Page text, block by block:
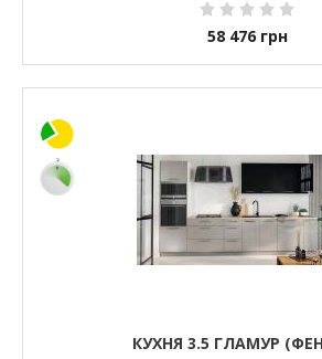
58 476 грн
КУХНЯ 3.5 ГЛАМУР